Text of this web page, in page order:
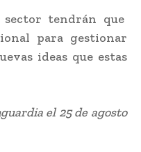
tendrán que
para gestionar
ideas que estas
el 25 de agosto